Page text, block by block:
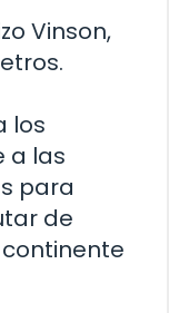
Vinson,
los
a las
para
de